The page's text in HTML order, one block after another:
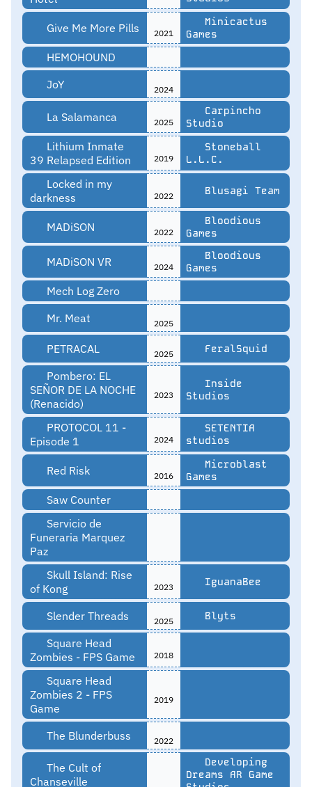
Give Me More Pills 2021
Minicactus
Games
HEMOHOUND
JoY
2024
La Salamanca 2025
Carpincho
Studio
Lithium Inmate
39 Relapsed Edition
2019
Stoneball
L.L.C.
Locked in my
darkness
2022 Blusagi Team
MADiSON 2022
Bloodious
Games
MADiSON VR 2024
Bloodious
Games
Mech Log Zero
Mr. Meat
2025
PETRACAL 2025 FeralSquid
Pombero: EL
SEÑOR DE LA NOCHE
(Renacido)
2023
Inside
Studios
PROTOCOL 11 -
Episode 1
2024
SETENTIA
studios
Red Risk 2016
Microblast
Games
Saw Counter
Servicio de
Funeraria Marquez
Paz
Skull Island: Rise
of Kong
2023 IguanaBee
Slender Threads 2025 Blyts
Square Head
Zombies - FPS Game
2018
Square Head
Zombies 2 - FPS
Game
2019
The Blunderbuss 2022
The Cult of
Chanseville
Developing
Dreams AR Game